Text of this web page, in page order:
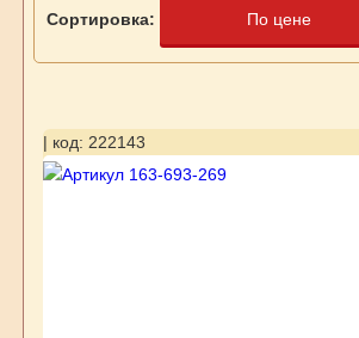
Сортировка: По цене
| код: 222143